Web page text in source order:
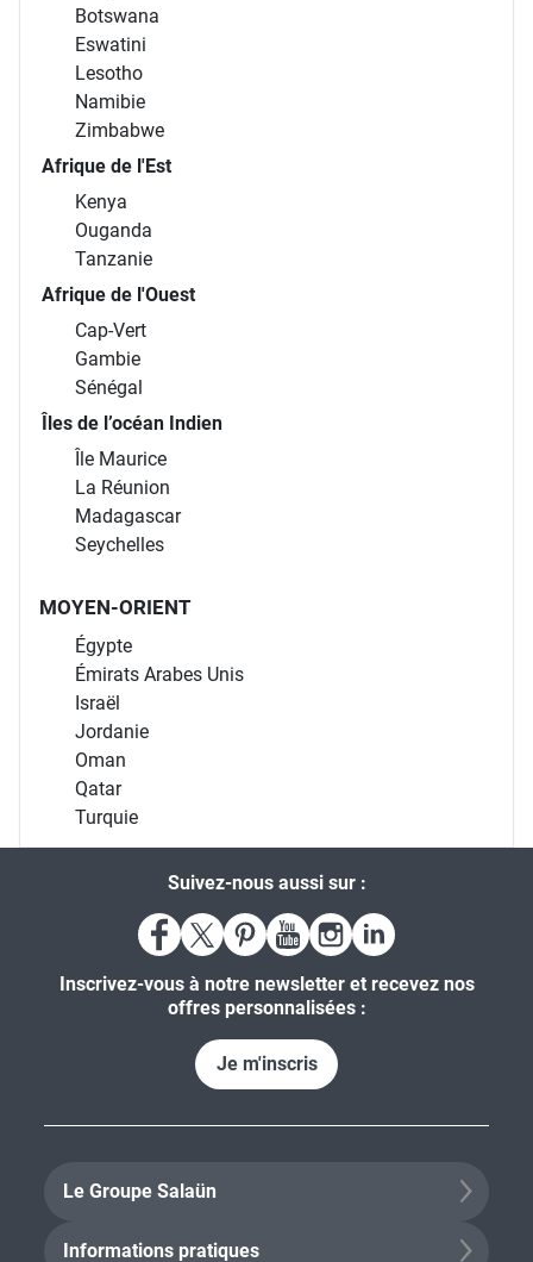
Botswana
Eswatini
Lesotho
Namibie
Zimbabwe
Afrique de l'Est
Kenya
Ouganda
Tanzanie
Afrique de l'Ouest
Cap-Vert
Gambie
Sénégal
Îles de l’océan Indien
Île Maurice
La Réunion
Madagascar
Seychelles
MOYEN-ORIENT
Égypte
Émirats Arabes Unis
Israël
Jordanie
Oman
Qatar
Turquie
Suivez-nous aussi sur :
Inscrivez-vous à notre newsletter et recevez nos
offres personnalisées :
Je m'inscris
Le Groupe Salaün
Informations pratiques